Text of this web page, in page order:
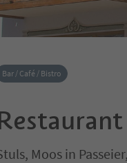
Bar / Café / Bistro
Moos in